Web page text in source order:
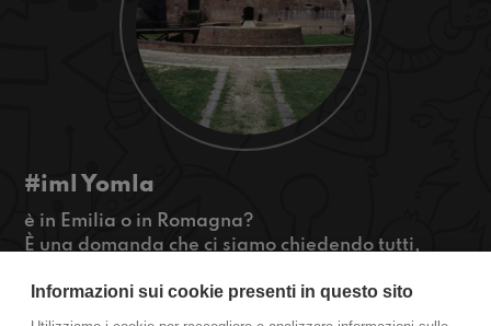
#iml Yomla
è in Emilia o in Romagna?
È una domanda che ci siamo chiedendo tutti,
risposta.. sentite qui!!
#OkkinSu www.radioimmaginaria.it
Informazioni sui cookie presenti in questo sito